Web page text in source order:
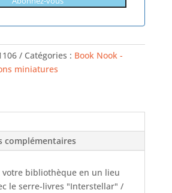
Catégories : Book Nook -
miniatures
complémentaires
votre bibliothèque en un lieu
le serre-livres "Interstellar" /